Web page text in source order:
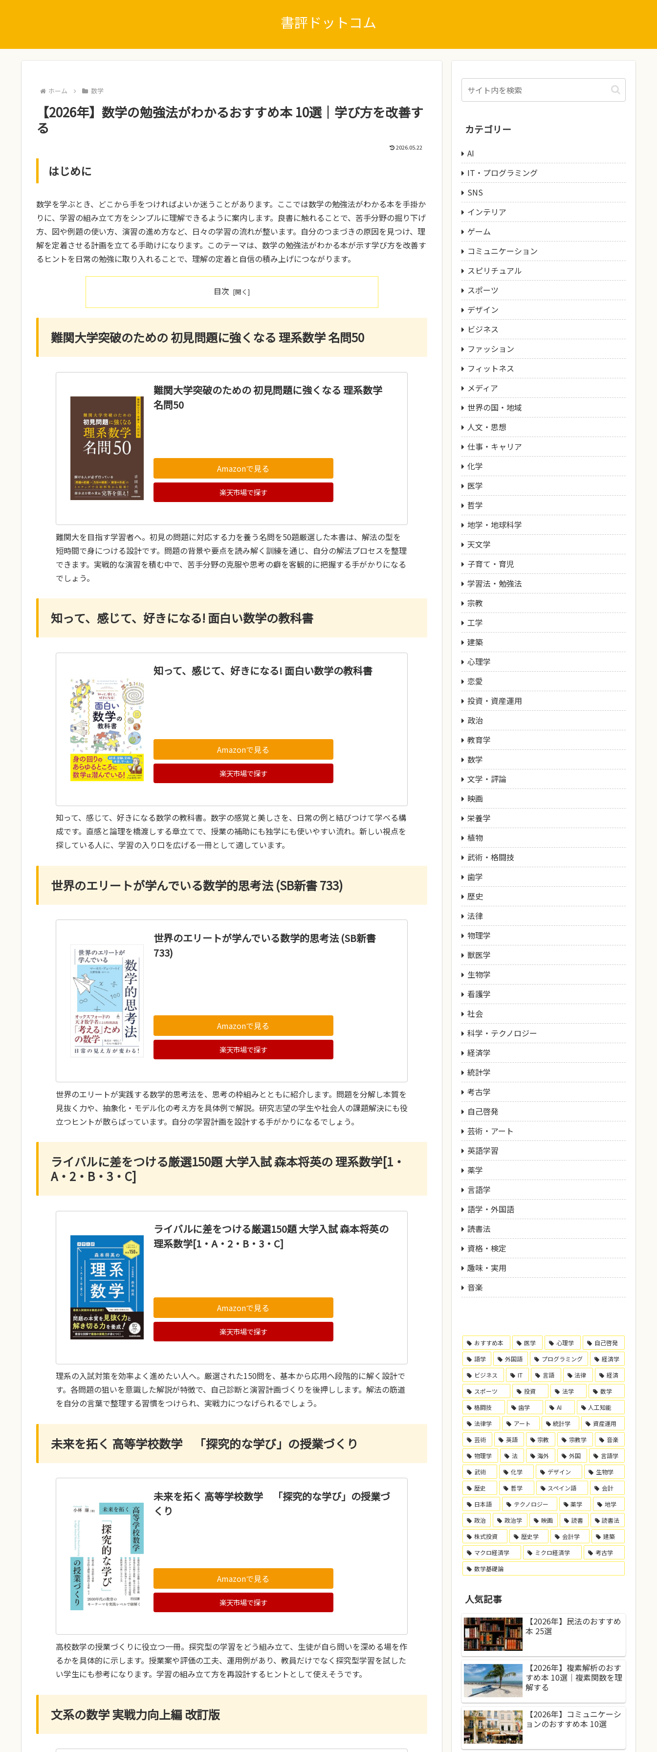
書評ドットコム
ホーム 数学
【2026年】数学の勉強法がわかるおすすめ本 10選｜学び方を改善す
る
2026.05.22
はじめに
数学を学ぶとき、どこから手をつければよいか迷うことがあります。ここでは数学の勉強法がわかる本を手掛か
りに、学習の組み立て方をシンプルに理解できるように案内します。良書に触れることで、苦手分野の掘り下げ
方、図や例題の使い方、演習の進め方など、日々の学習の流れが整います。自分のつまづきの原因を見つけ、理
解を定着させる計画を立てる手助けになります。このテーマは、数学の勉強法がわかる本が示す学び方を改善す
るヒントを日常の勉強に取り入れることで、理解の定着と自信の積み上げにつながります。
目次
難関大学突破のための 初見問題に強くなる 理系数学 名問50
難関大学突破のための 初見問題に強くなる 理系数学
名問50
Amazonで見る
楽天市場で探す
難関大を目指す学習者へ。初見の問題に対応する力を養う名問を50題厳選した本書は、解法の型を
短時間で身につける設計です。問題の背景や要点を読み解く訓練を通じ、自分の解法プロセスを整理
できます。実戦的な演習を積む中で、苦手分野の克服や思考の癖を客観的に把握する手がかりになる
でしょう。
知って、感じて、好きになる! 面白い数学の教科書
知って、感じて、好きになる! 面白い数学の教科書
Amazonで見る
楽天市場で探す
知って、感じて、好きになる数学の教科書。数字の感覚と美しさを、日常の例と結びつけて学べる構
成です。直感と論理を橋渡しする章立てで、授業の補助にも独学にも使いやすい流れ。新しい視点を
探している人に、学習の入り口を広げる一冊として適しています。
世界のエリートが学んでいる数学的思考法 (SB新書 733)
世界のエリートが学んでいる数学的思考法 (SB新書
733)
Amazonで見る
楽天市場で探す
世界のエリートが実践する数学的思考法を、思考の枠組みとともに紹介します。問題を分解し本質を
見抜く力や、抽象化・モデル化の考え方を具体例で解説。研究志望の学生や社会人の課題解決にも役
立つヒントが散らばっています。自分の学習計画を設計する手がかりになるでしょう。
ライバルに差をつける厳選150題 大学入試 森本将英の 理系数学[1・
A・2・B・3・C]
ライバルに差をつける厳選150題 大学入試 森本将英の
理系数学[1・A・2・B・3・C]
Amazonで見る
楽天市場で探す
理系の入試対策を効率よく進めたい人へ。厳選された150問を、基本から応用へ段階的に解く設計で
す。各問題の狙いを意識した解説が特徴で、自己診断と演習計画づくりを後押しします。解法の筋道
を自分の言葉で整理する習慣をつけられ、実戦力につなげられるでしょう。
未来を拓く 高等学校数学 「探究的な学び」の授業づくり
未来を拓く 高等学校数学 「探究的な学び」の授業づ
くり
Amazonで見る
楽天市場で探す
高校数学の授業づくりに役立つ一冊。探究型の学習をどう組み立て、生徒が自ら問いを深める場を作
るかを具体的に示します。授業案や評価の工夫、運用例があり、教員だけでなく探究型学習を試した
い学生にも参考になります。学習の組み立て方を再設計するヒントとして使えそうです。
文系の数学 実戦力向上編 改訂版
カテゴリー
AI
IT・プログラミング
SNS
インテリア
ゲーム
コミュニケーション
スピリチュアル
スポーツ
デザイン
ビジネス
ファッション
フィットネス
メディア
世界の国・地域
人文・思想
仕事・キャリア
化学
医学
哲学
地学・地球科学
天文学
子育て・育児
学習法・勉強法
宗教
工学
建築
心理学
恋愛
投資・資産運用
政治
教育学
数学
文学・評論
映画
栄養学
植物
武術・格闘技
歯学
歴史
法律
物理学
獣医学
生物学
看護学
社会
科学・テクノロジー
経済学
統計学
考古学
自己啓発
芸術・アート
英語学習
薬学
言語学
語学・外国語
読書法
資格・検定
趣味・実用
音楽
おすすめ本 医学 心理学
自己啓発
語学
外国語 プログラミング
経済学
ビジネス
IT 言語 法律
経済
スポーツ
投資 法学
数学
格闘技
歯学 AI
人工知能
法律学
アート 統計学
資産運用
芸術
英語 宗教 宗教学
音楽
物理学
法 海外 外国
言語学
武術
化学 デザイン
生物学
歴史
哲学 スペイン語
会計
日本語
テクノロジー 薬学
地学
政治
政治学 映画 読書
読書法
株式投資
歴史学 会計学
建築
マクロ経済学
ミクロ経済学
考古学
数学基礎論
人気記事
【2026年】民法のおすすめ
本 25選
【2026年】複素解析のおす
すめ本 10選｜複素関数を理
解する
【2026年】コミュニケーシ
ョンのおすすめ本 10選